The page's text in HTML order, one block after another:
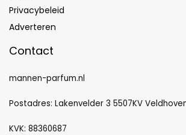
Privacybeleid
Adverteren
Contact
mannen-parfum.nl
Postadres: Lakenvelder 3 5507KV
KVK: 88360687